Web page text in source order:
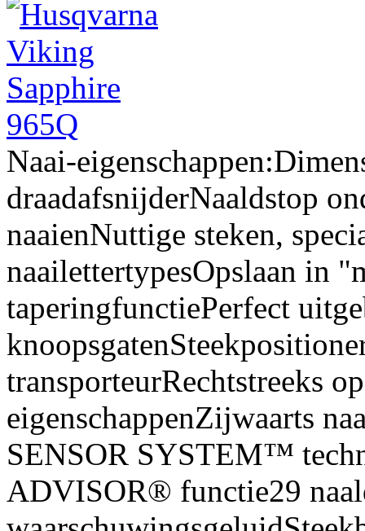
Naai-
draadafsnijderNaaldstop
naaienNuttige steken,
naailettertypesOpslaan in
taperingfunctiePerfect
transporteurRechtstreeks
eigenschappenZijwaarts
SENSOR SYSTEM™
ADVISOR® functie29